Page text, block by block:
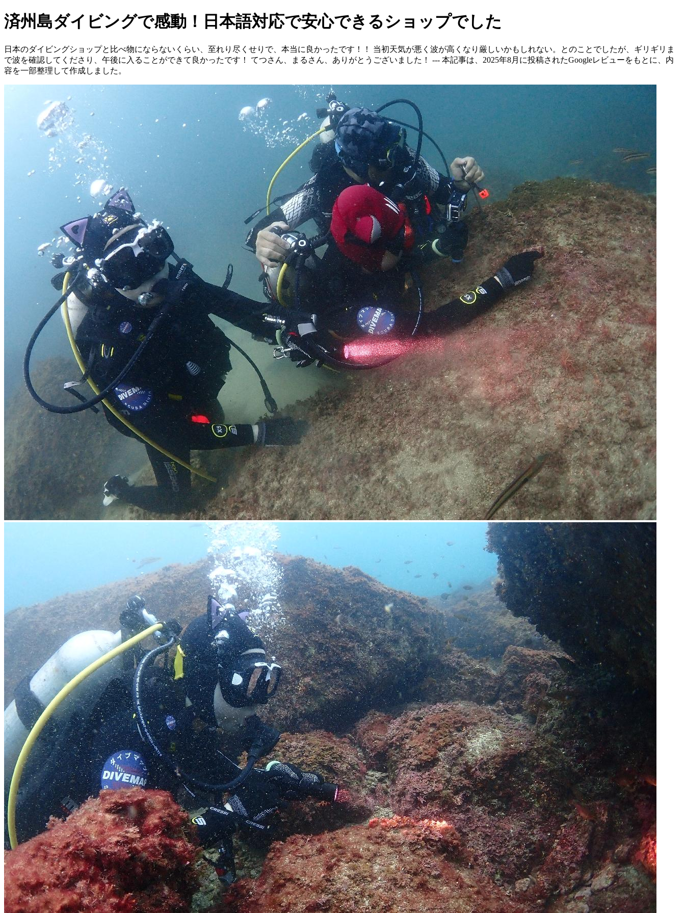
済州島ダイビングで感動！日本語対応で安心できるショップでした
日本のダイビングショップと比べ物にならないくらい、至れり尽くせりで、本当に良かったです！！ 当初天気が悪く波が高くなり厳しいかもしれない。とのことでしたが、ギリギリま
で波を確認してくださり、午後に入ることができて良かったです！ てつさん、まるさん、ありがとうございました！ --- 本記事は、2025年8月に投稿されたGoogleレビューをもとに、内
容を一部整理して作成しました。